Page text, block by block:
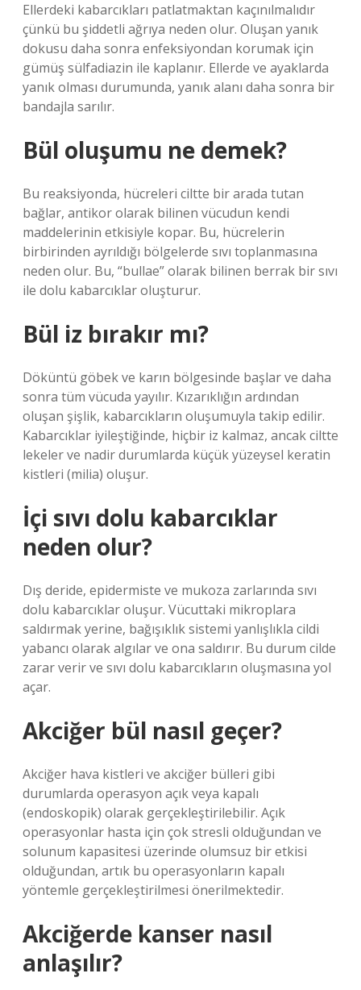
Ellerdeki kabarcıkları patlatmaktan kaçınılmalıdır
çünkü bu şiddetli ağrıya neden olur. Oluşan yanık
dokusu daha sonra enfeksiyondan korumak için
gümüş sülfadiazin ile kaplanır. Ellerde ve ayaklarda
yanık olması durumunda, yanık alanı daha sonra bir
bandajla sarılır.
Bül oluşumu ne demek?
Bu reaksiyonda, hücreleri ciltte bir arada tutan
bağlar, antikor olarak bilinen vücudun kendi
maddelerinin etkisiyle kopar. Bu, hücrelerin
birbirinden ayrıldığı bölgelerde sıvı toplanmasına
neden olur. Bu, “bullae” olarak bilinen berrak bir sıvı
ile dolu kabarcıklar oluşturur.
Bül iz bırakır mı?
Döküntü göbek ve karın bölgesinde başlar ve daha
sonra tüm vücuda yayılır. Kızarıklığın ardından
oluşan şişlik, kabarcıkların oluşumuyla takip edilir.
Kabarcıklar iyileştiğinde, hiçbir iz kalmaz, ancak ciltte
lekeler ve nadir durumlarda küçük yüzeysel keratin
kistleri (milia) oluşur.
İçi sıvı dolu kabarcıklar
neden olur?
Dış deride, epidermiste ve mukoza zarlarında sıvı
dolu kabarcıklar oluşur. Vücuttaki mikroplara
saldırmak yerine, bağışıklık sistemi yanlışlıkla cildi
yabancı olarak algılar ve ona saldırır. Bu durum cilde
zarar verir ve sıvı dolu kabarcıkların oluşmasına yol
açar.
Akciğer bül nasıl geçer?
Akciğer hava kistleri ve akciğer bülleri gibi
durumlarda operasyon açık veya kapalı
(endoskopik) olarak gerçekleştirilebilir. Açık
operasyonlar hasta için çok stresli olduğundan ve
solunum kapasitesi üzerinde olumsuz bir etkisi
olduğundan, artık bu operasyonların kapalı
yöntemle gerçekleştirilmesi önerilmektedir.
Akciğerde kanser nasıl
anlaşılır?